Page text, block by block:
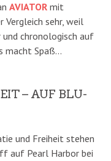
AVIATOR mit
Vergleich sehr, weil
und chronologisch auf
macht Spaß…
– AUF BLU-
und Freiheit stehen
auf Pearl Harbor bei